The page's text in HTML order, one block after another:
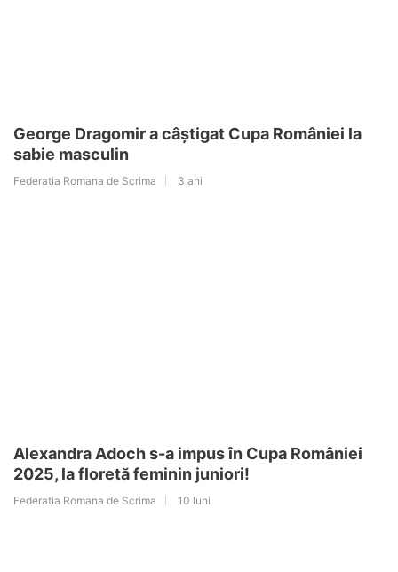
George Dragomir a câștigat Cupa României la
sabie masculin
Federatia Romana de Scrima 3 ani
Alexandra Adoch s-a impus în Cupa României
2025, la floretă feminin juniori!
Federatia Romana de Scrima 10 luni